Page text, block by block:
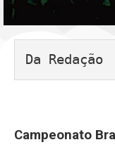
Da Redação
Campeonato